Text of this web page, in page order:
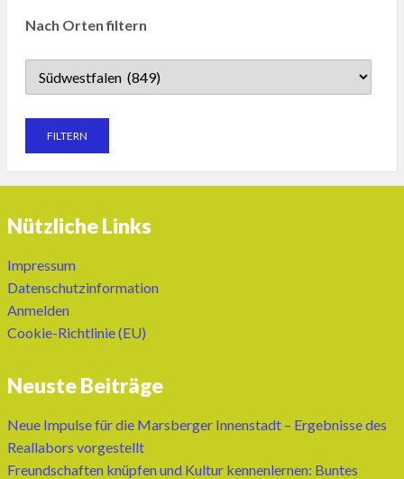
Nach Orten filtern
Nützliche Links
Impressum
Datenschutzinformation
Anmelden
Cookie-Richtlinie (EU)
Neuste Beiträge
Neue Impulse für die Marsberger Innenstadt – Ergebnisse des
Reallabors vorgestellt
Freundschaften knüpfen und Kultur kennenlernen: Buntes